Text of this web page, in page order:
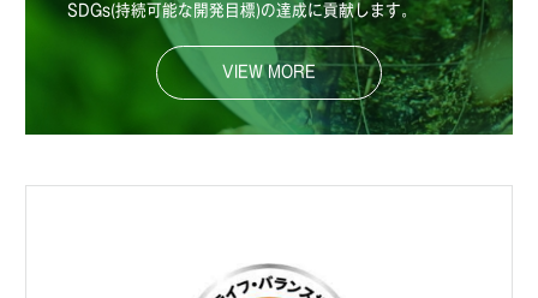
SDGs(持続可能な開発目標)の達成に貢献します。
VIEW MORE